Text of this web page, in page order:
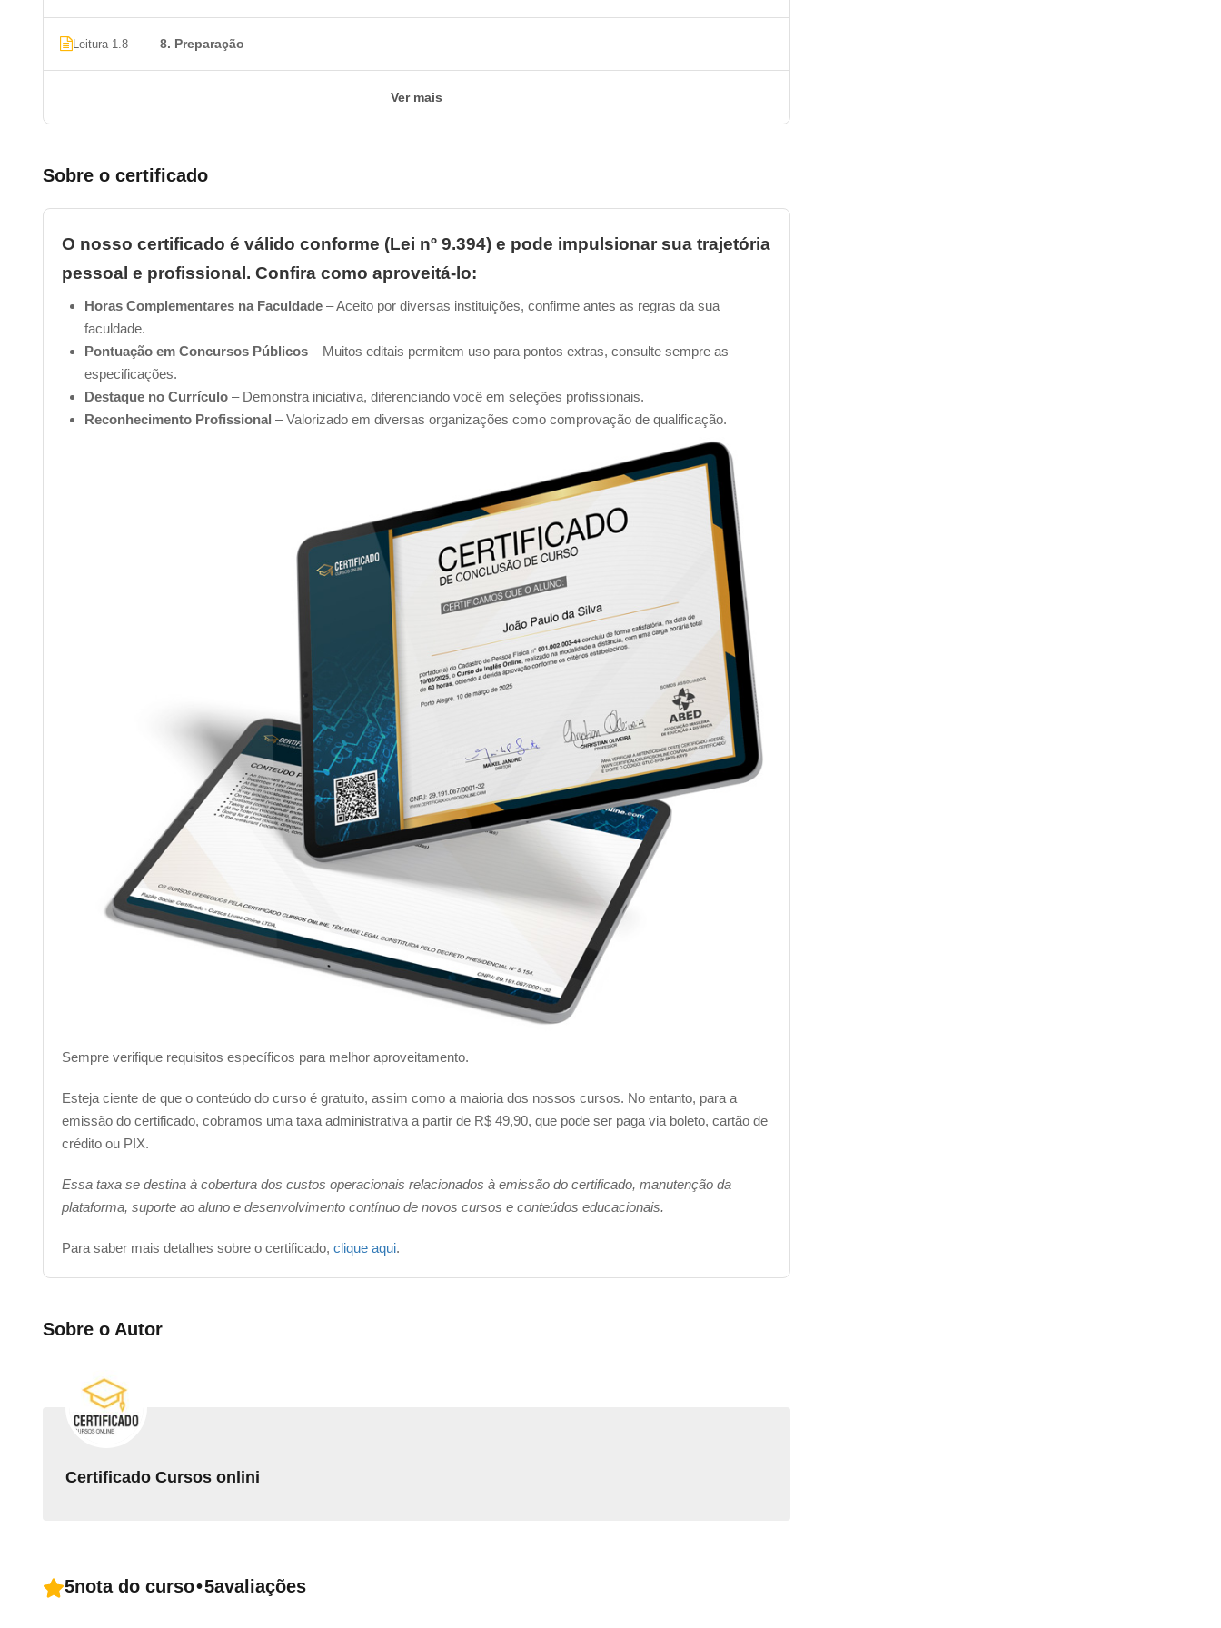
Leitura 1.8 8. Preparação
Ver mais
Sobre o certificado
O nosso certificado é válido conforme (Lei nº 9.394) e pode impulsionar sua trajetória
pessoal e profissional. Confira como aproveitá-lo:
Horas Complementares na Faculdade – Aceito por diversas instituições, confirme antes as regras da sua
faculdade.
Pontuação em Concursos Públicos – Muitos editais permitem uso para pontos extras, consulte sempre as
especificações.
Destaque no Currículo – Demonstra iniciativa, diferenciando você em seleções profissionais.
Reconhecimento Profissional – Valorizado em diversas organizações como comprovação de qualificação.
Sempre verifique requisitos específicos para melhor aproveitamento.
Esteja ciente de que o conteúdo do curso é gratuito, assim como a maioria dos nossos cursos. No entanto, para a
emissão do certificado, cobramos uma taxa administrativa a partir de R$ 49,90, que pode ser paga via boleto, cartão de
crédito ou PIX.
Essa taxa se destina à cobertura dos custos operacionais relacionados à emissão do certificado, manutenção da
plataforma, suporte ao aluno e desenvolvimento contínuo de novos cursos e conteúdos educacionais.
Para saber mais detalhes sobre o certificado, clique aqui.
Sobre o Autor
Certificado Cursos onlini
5nota do curso•5avaliações